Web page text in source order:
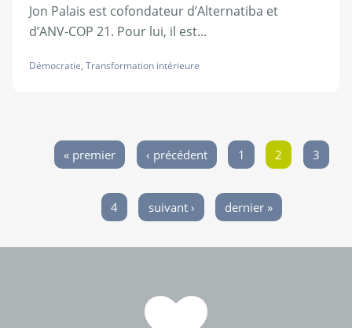
Jon Palais est cofondateur d’Alternatiba et
d’ANV-COP 21. Pour lui, il est...
Démocratie, Transformation intérieure
Pages« premier ‹ précédent 1 2 3
4 suivant › dernier »